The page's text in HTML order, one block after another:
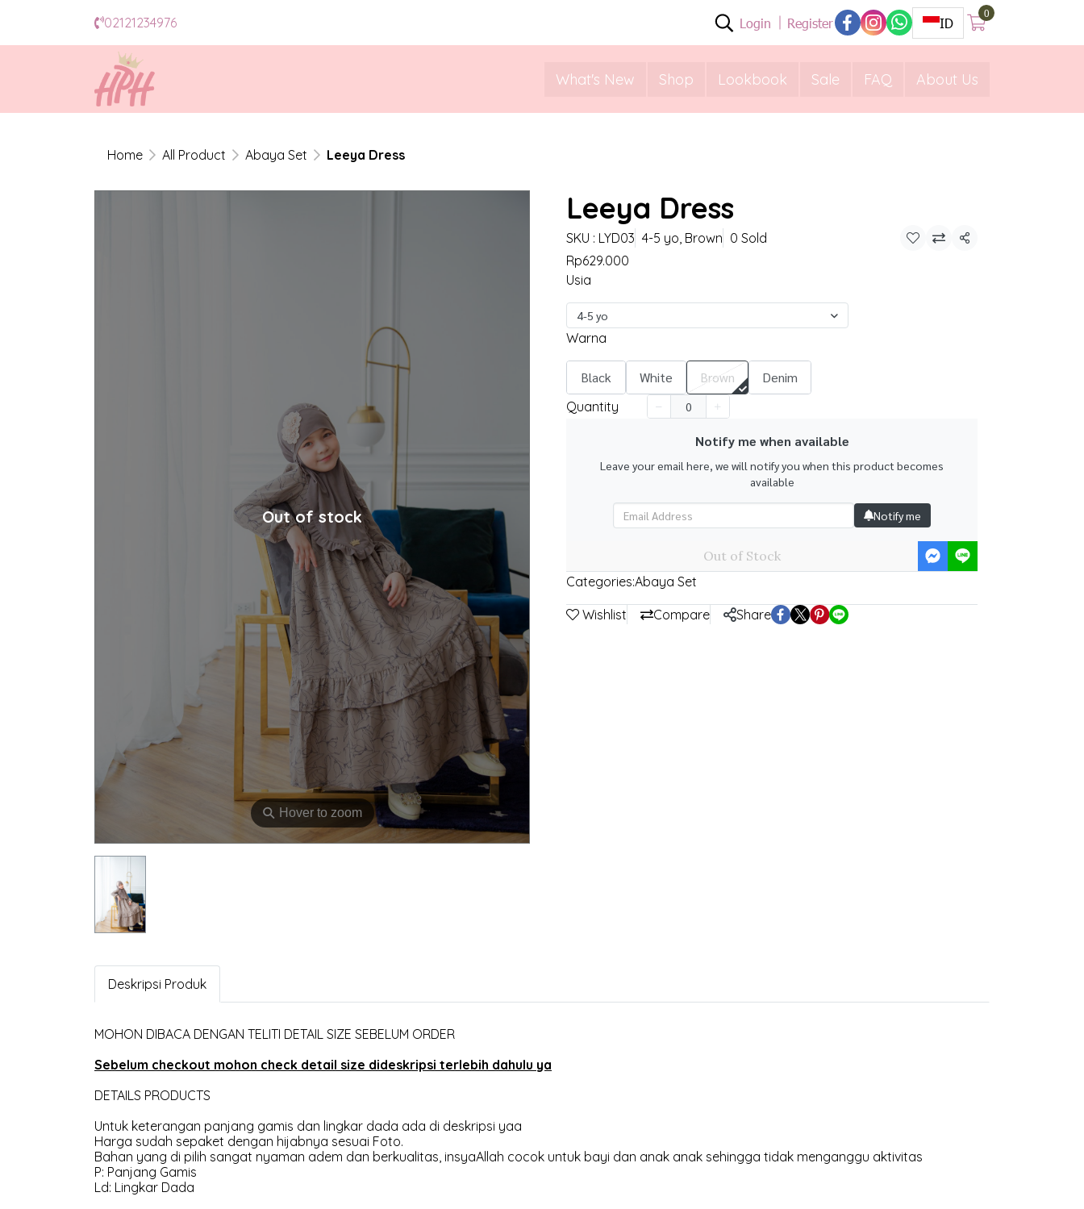
02121234976 Login Register ID
0
What's New Shop Lookbook Sale FAQ About Us
Home All Product Abaya Set Leeya Dress
⚲ Hover to zoom
Out of stock
Leeya Dress
SKU : LYD03 4-5 yo, Brown 0 Sold
Share
Rp629.000
Usia
4-5 yo
Warna
Black White Brown Denim
Quantity
Notify me when available
Leave your email here, we will notify you when this product becomes
available
Notify me
Out of Stock
Categories:Abaya Set
Wishlist Compare Share
Deskripsi Produk
MOHON DIBACA DENGAN TELITI DETAIL SIZE SEBELUM ORDER
Sebelum checkout mohon check detail size dideskripsi terlebih dahulu ya
DETAILS PRODUCTS
Untuk keterangan panjang gamis dan lingkar dada ada di deskripsi yaa
Harga sudah sepaket dengan hijabnya sesuai Foto.
Bahan yang di pilih sangat nyaman adem dan berkualitas, insyaAllah cocok untuk bayi dan anak anak sehingga tidak menganggu aktivitas
P: Panjang Gamis
Ld: Lingkar Dada